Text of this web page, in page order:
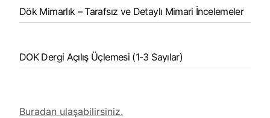
Dök Mimarlık – Tarafsız ve Detaylı Mimari İncelemeler
DOK Dergi Açılış Üçlemesi (1-3 Sayılar)
Buradan ulaşabilirsiniz.